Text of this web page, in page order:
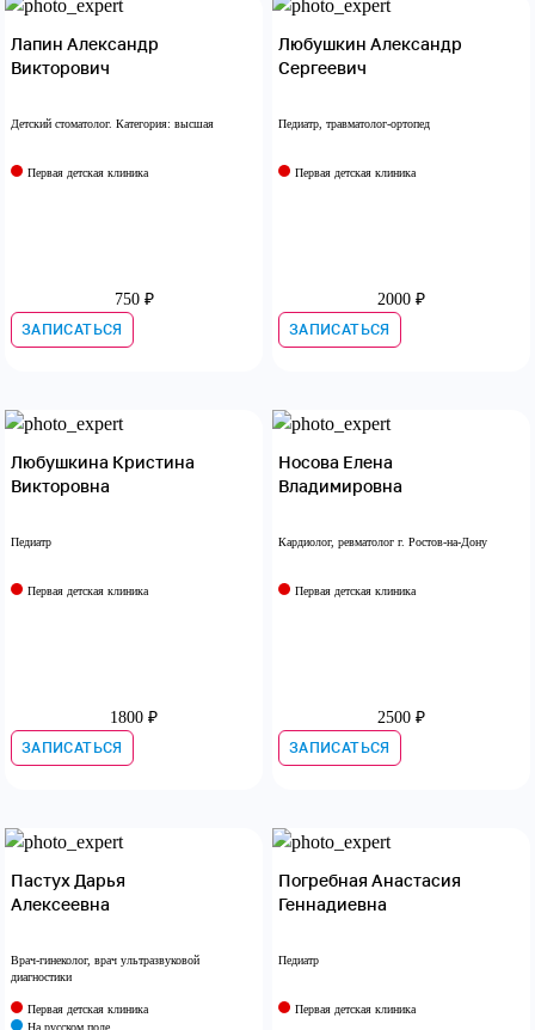
Лапин Александр
Викторович
Детский стоматолог. Категория: высшая
Первая детская клиника
750 ₽
ЗАПИСАТЬСЯ
Любушкин Александр
Сергеевич
Педиатр, травматолог-ортопед
Первая детская клиника
2000 ₽
ЗАПИСАТЬСЯ
Любушкина Кристина
Викторовна
Педиатр
Первая детская клиника
1800 ₽
ЗАПИСАТЬСЯ
Носова Елена
Владимировна
Кардиолог, ревматолог г. Ростов-на-Дону
Первая детская клиника
2500 ₽
ЗАПИСАТЬСЯ
Пастух Дарья
Алексеевна
Врач-гинеколог, врач ультразвуковой
диагностики
Первая детская клиника
На русском поле
Погребная Анастасия
Геннадиевна
Педиатр
Первая детская клиника